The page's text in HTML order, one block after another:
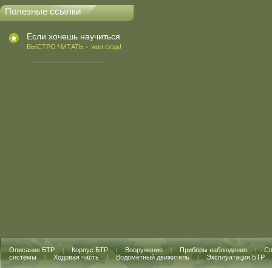
Полезные ссылки
Если хочешь научиться
БЫСТРО ЧИТАТЬ - жми сюда!
Описание БТР Корпус БТР Вооружение Приборы наблюдения
системы
Ходовая часть Водомётный движитель Эксплуатация БТР